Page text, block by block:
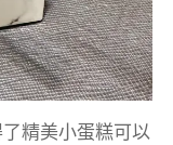
精美小蛋糕可以